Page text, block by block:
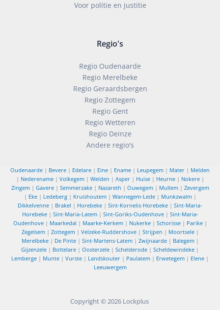
Voor politie en justitie
Regio's
Regio Oudenaarde
Regio Merelbeke
Regio Geraardsbergen
Regio Zottegem
Regio Gent
Regio Wetteren
Regio Deinze
Andere regio's
Oudenaarde | Bevere | Edelare | Eine | Ename | Leupegem | Mater | Melden
| Nederename| Volkegem| Welden | Asper| Huise| Heurne| Nokere|
Zingem| Gavere| Semmerzake| Nazareth | Ouwegem| Mullem| Zevergem
| Eke| Ledeberg| Kruishoutem| Wannegem-Lede| Munkzwalm|
Dikkelvenne | Brakel | Horebeke | Sint-Kornelis-Horebeke | Sint-Maria-
Horebeke| Sint-Maria-Latem| Sint-Goriks-Oudenhove| Sint-Maria-
Oudenhove| Maarkedal | Maarke-Kerkem| Nukerke| Schorisse| Parike|
Zegelsem| Zottegem| Velzeke-Ruddershove| Strijpen | Moortsele|
Merelbeke| De Pinte| Sint-Martens-Latem| Zwijnaarde| Balegem|
Gijzenzele | Bottelare | Oosterzele | Schelderode | Scheldewindeke |
Lemberge | Munte | Vurste | Landskouter | Paulatem | Erwetegem | Elene |
Leeuwergem
Copyright © 2026 Lockplus